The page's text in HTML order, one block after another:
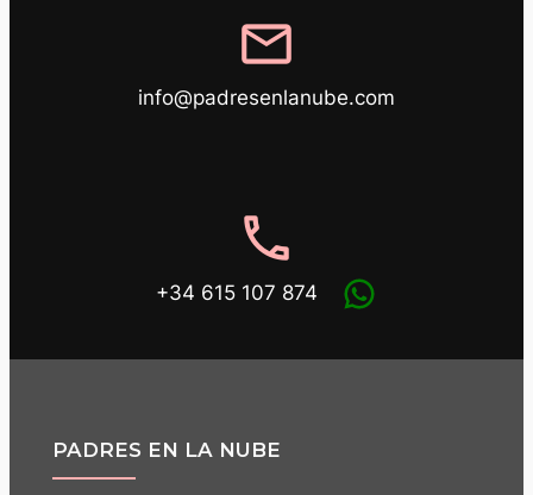
mail
info@padresenlanube.com
phone
+34 615 107 874
PADRES EN LA NUBE